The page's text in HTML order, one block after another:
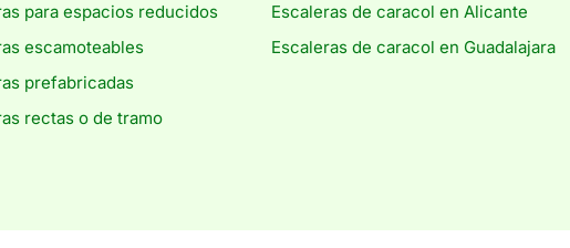
para espacios reducidos
escamoteables
prefabricadas
rectas o de tramo
Escaleras de caracol en Alicante
Escaleras de caracol en Guadalajara